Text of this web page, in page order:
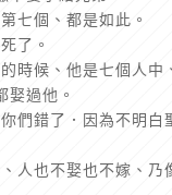
七個、都是如此。
了。
時候、他是七個人中
娶過他。
們錯了．因為不明白
人也不娶也不嫁、乃